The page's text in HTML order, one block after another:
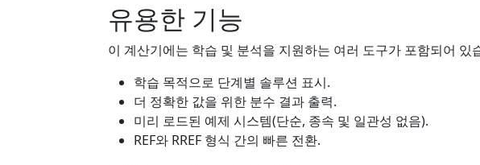
유용한 기능
이 계산기에는 학습 및 분석을 지원하는 여러 도구가 포함되어 있
학습 목적으로 단계별 솔루션 표시.
더 정확한 값을 위한 분수 결과 출력.
미리 로드된 예제 시스템(단순, 종속 및 일관성 없음).
REF와 RREF 형식 간의 빠른 전환.